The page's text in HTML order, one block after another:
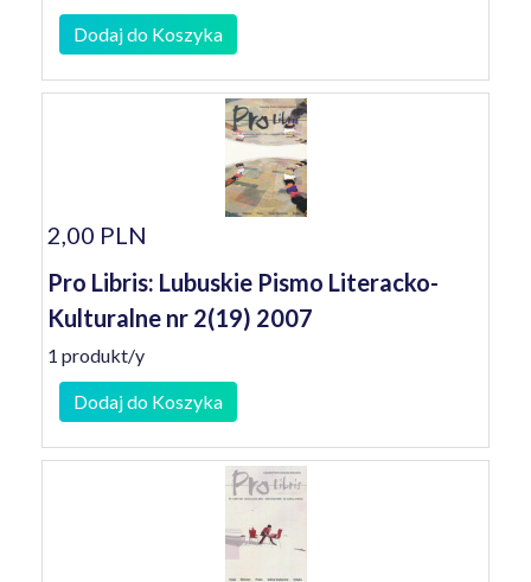
Dodaj do Koszyka
2,00 PLN
Pro Libris: Lubuskie Pismo Literacko-
Kulturalne nr 2(19) 2007
1 produkt/y
Dodaj do Koszyka